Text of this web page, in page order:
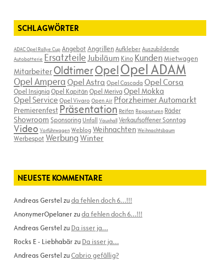
SCHLAGWÖRTER
ADAC Opel Rallye Cup AngebotAngrillenAufkleberAuszubildende
Autobatterie ErsatzteileJubiläum Kino KundenMietwagen
Mitarbeiter OldtimerOpelOpel ADAM
Opel AmperaOpel Astra Opel Cascada Opel Corsa
Opel InsigniaOpel Kapitän Opel MerivaOpel Mokka
Opel ServiceOpel Vivaro Open Air Pforzheimer Automarkt
Premierenfest Präsentation Reifen Reparaturen Räder
Showroom Sponsoring Unfall Vauxhall Verkaufsoffener Sonntag
Video Vorführwagen Weblog Weihnachten Weihnachtsbaum
WerbespotWerbungWinter
NEUESTE KOMMENTARE
Andreas Gerstelzuda fehlen doch 6…!!!
AnonymerOpelanerzuda fehlen doch 6…!!!
Andreas Gerstelzu Da isser ja…
Rocks E - Liebhabärzu Da isser ja…
Andreas GerstelzuCabrio gefällig?